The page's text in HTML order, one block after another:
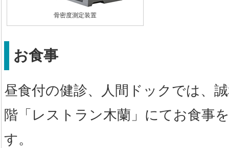
骨密度測定装置
お食事
昼食付の健診、人間ドックでは、
階「レストラン木蘭」にてお食事
す。